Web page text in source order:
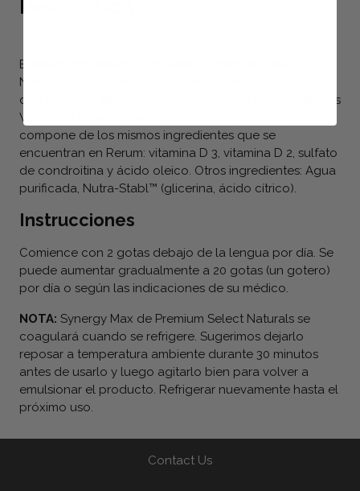
Description
Estamos orgullosos de presentar Premium Select
Naturals Synergy Max. Es la misma fórmula y calidad
que solíamos embotellar como Premium Select Naturals
Vitamina D Formula avanzada. Synergy Max se
compone de los mismos ingredientes que se
encuentran en Rerum: vitamina D 3, vitamina D 2, sulfato
de condroitina y ácido oleico. Otros ingredientes: Agua
purificada, Nutra-Stabl™ (glicerina, ácido cítrico).
Instrucciones
Comience con 2 gotas debajo de la lengua por día. Se
puede aumentar gradualmente a 20 gotas (un gotero)
por día o según las indicaciones de su médico.
NOTA: Synergy Max de Premium Select Naturals se
coagulará cuando se refrigere. Sugerimos dejarlo
reposar a temperatura ambiente durante 30 minutos
antes de usarlo y luego agitarlo bien para volver a
emulsionar el producto. Refrigerar nuevamente hasta el
próximo uso.
Contact Us